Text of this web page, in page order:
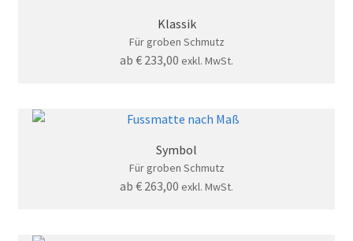
Klassik
Für groben Schmutz
ab € 233,00 exkl. MwSt.
Symbol
Für groben Schmutz
ab € 263,00 exkl. MwSt.